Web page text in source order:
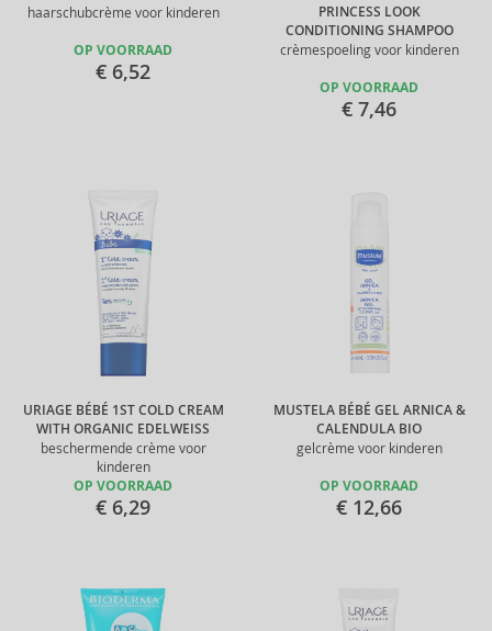
haarschubcrème voor kinderen
OP VOORRAAD
€ 6,52
PRINCESS LOOK
CONDITIONING SHAMPOO
crèmespoeling voor kinderen
OP VOORRAAD
€ 7,46
URIAGE BÉBÉ 1ST COLD CREAM
WITH ORGANIC EDELWEISS
beschermende crème voor
kinderen
OP VOORRAAD
€ 6,29
MUSTELA BÉBÉ GEL ARNICA &
CALENDULA BIO
gelcrème voor kinderen
OP VOORRAAD
€ 12,66